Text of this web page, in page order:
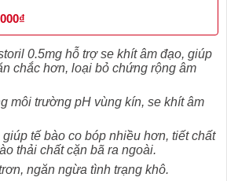
0.5mg hỗ trợ se khít âm đạo, giúp
chắc hơn, loại bỏ chứng rộng âm
môi trường pH vùng kín, se khít âm
tế bào co bóp nhiều hơn, tiết chất
thải chất cặn bã ra ngoài.
ngăn ngừa tình trạng khô.